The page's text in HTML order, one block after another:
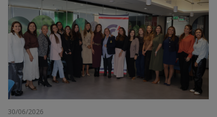
30/06/2026